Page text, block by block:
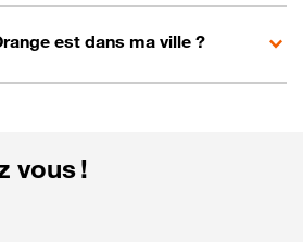
est dans ma ville ?
vous !